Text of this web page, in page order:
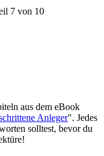
aus dem eBook
Anleger". Jedes
solltest, bevor du